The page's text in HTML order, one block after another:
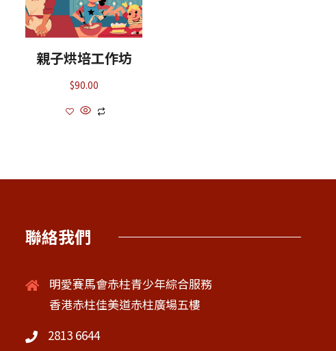
親子烘培工作坊
$90.00
聯絡我們
明愛賽馬會赤柱青少年綜合服務
香港赤柱佳美道赤柱廣場五樓
2813 6644